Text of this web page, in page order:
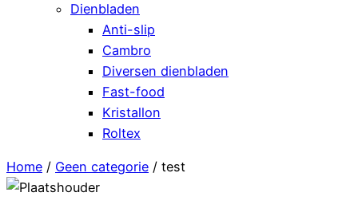
Dienbladen
Anti-slip
Cambro
Diversen dienbladen
Fast-food
Kristallon
Roltex
Home / Geen categorie / test